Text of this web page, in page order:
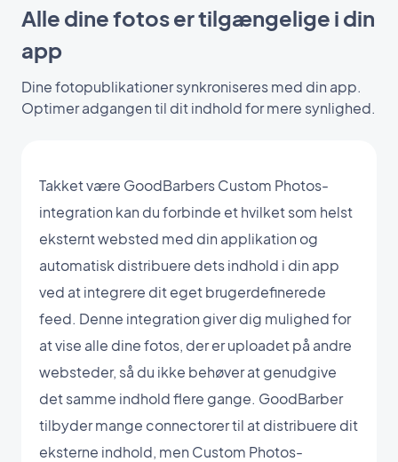
Alle dine fotos er tilgængelige i din
app
Dine fotopublikationer synkroniseres med din app.
Optimer adgangen til dit indhold for mere synlighed.
Takket være GoodBarbers Custom Photos-
integration kan du forbinde et hvilket som helst
eksternt websted med din applikation og
automatisk distribuere dets indhold i din app
ved at integrere dit eget brugerdefinerede
feed. Denne integration giver dig mulighed for
at vise alle dine fotos, der er uploadet på andre
websteder, så du ikke behøver at genudgive
det samme indhold flere gange. GoodBarber
tilbyder mange connectorer til at distribuere dit
eksterne indhold, men Custom Photos-